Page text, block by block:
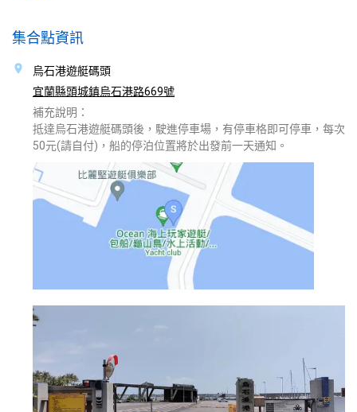
集合點資訊
烏石港遊艇碼頭
宜蘭縣頭城鎮烏石港路669號
補充說明：
抵達烏石港遊艇碼頭後，駛進停車場，有停車格即可停車，每次
50元(請自付)，船的停泊位置將於出發前一天通知。